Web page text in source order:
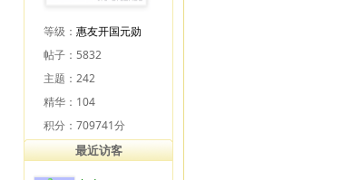
等级： 惠友开国元勋
帖子：5832
主题：242
精华：104
积分：709741分
最近访客